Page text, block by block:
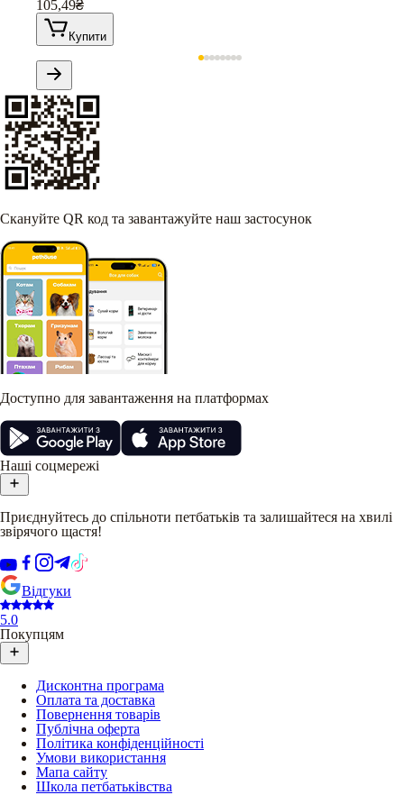
105,49₴
Купити
Скануйте QR код та завантажуйте наш застосунок
Доступно для завантаження на платформах
Наші соцмережі
Приєднуйтесь до спільноти петбатьків та залишайтеся на хвилі
звірячого щастя!
Відгуки
5.0
Покупцям
Дисконтна програма
Оплата та доставка
Повернення товарів
Публічна оферта
Політика конфіденційності
Умови використання
Мапа сайту
Школа петбатьківства